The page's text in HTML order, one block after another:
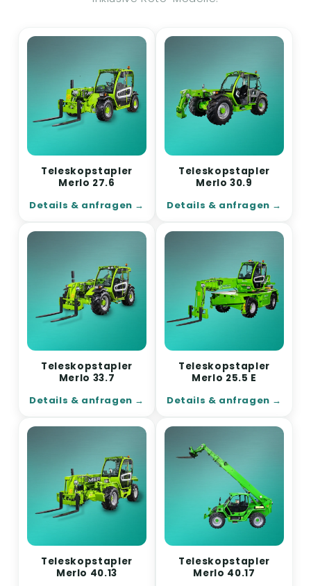
Teleskopstapler
Merlo 27.6
Details & anfragen
Teleskopstapler
Merlo 30.9
Details & anfragen
Teleskopstapler
Merlo 33.7
Details & anfragen
Teleskopstapler
Merlo 25.5 E
Details & anfragen
Teleskopstapler
Merlo 40.13
Teleskopstapler
Merlo 40.17